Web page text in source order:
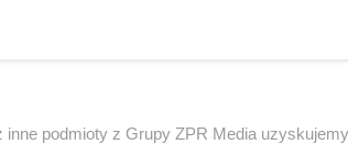
podmioty z Grupy ZPR Media